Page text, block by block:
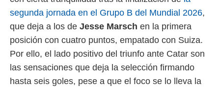
segunda jornada en el Grupo B del Mundial 2026,
que deja a los de Jesse Marsch en la primera
posición con cuatro puntos, empatado con Suiza.
Por ello, el lado positivo del triunfo ante Catar son
las sensaciones que deja la selección firmando
hasta seis goles, pese a que el foco se lo lleva la